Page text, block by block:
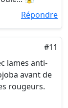
Répondre
#11
lames anti-
avant de
rougeurs.